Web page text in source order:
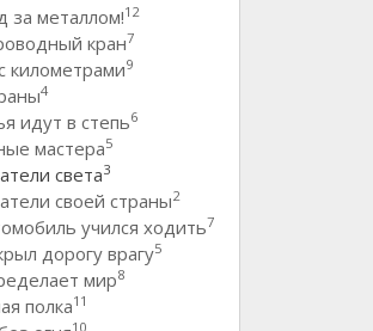
за металлом!12
кран7
километрами9
4
идут в степь6
мастера5
света3
своей страны2
учился ходить7
дорогу врагу5
мир8
полка11
10